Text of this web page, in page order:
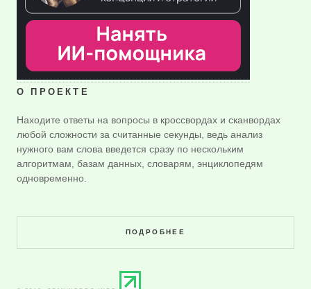
О ПРОЕКТЕ
Находите ответы на вопросы в кроссвордах и сканвордах
любой сложности за считанные секунды, ведь анализ
нужного вам слова введется сразу по нескольким
алгоритмам, базам данных, словарям, энциклопедям
одновременно.
ПОДРОБНЕЕ